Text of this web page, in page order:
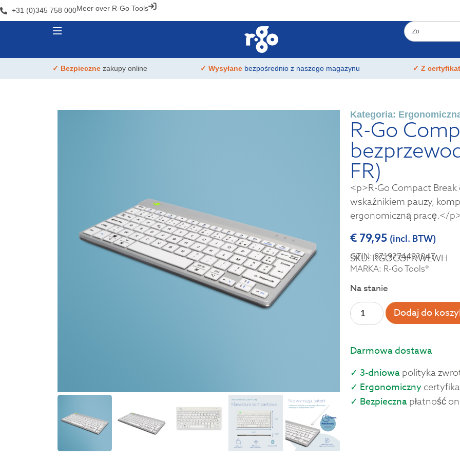
+31 (0)345 758 000Meer over R-Go Tools
✓ Bezpieczne zakupy online ✓ Wysyłane bezpośrednio z naszego magazynu ✓ Z
Kategoria:
R-Go
FR)
<p>R-Go Compact
wskaźnikiem pauzy,
ergonomiczną pracę.</
€ 79,95 (incl. BTW)
SKU: RGOCOFRWLWH
GTIN: 8719274492047
MARKA: R-Go Tools®
Na stanie
Dodaj do
Darmowa dostawa
✓ 3-dniowa polityka
✓ Ergonomiczny
✓ Bezpieczna płatność